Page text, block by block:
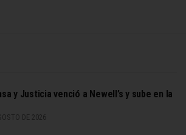
y Justicia venció a Newell’s y sube en la
DE 2026